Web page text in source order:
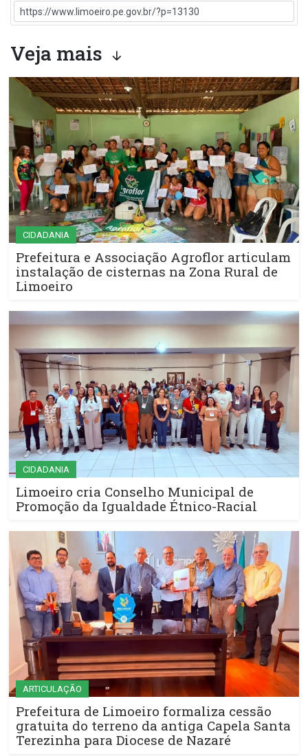
Veja mais
CIDADANIA
Prefeitura e Associação Agroflor articulam
instalação de cisternas na Zona Rural de
Limoeiro
CIDADANIA
Limoeiro cria Conselho Municipal de
Promoção da Igualdade Étnico-Racial
ARTICULAÇÃO
Prefeitura de Limoeiro formaliza cessão
gratuita do terreno da antiga Capela Santa
Terezinha para Diocese de Nazaré